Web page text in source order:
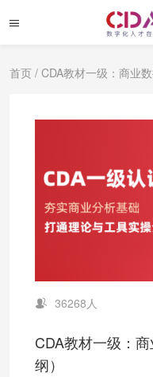
首页 / CDA教材一级：商业
36268人
CDA教材一级：
纲）